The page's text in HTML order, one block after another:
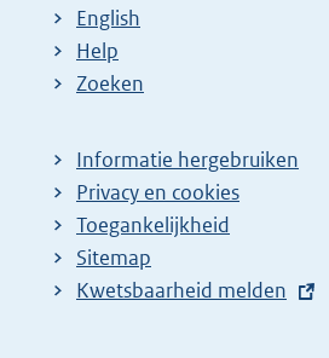
English
Help
Zoeken
Informatie hergebruiken
Privacy en cookies
Toegankelijkheid
Sitemap
E
Kwetsbaarheid melden